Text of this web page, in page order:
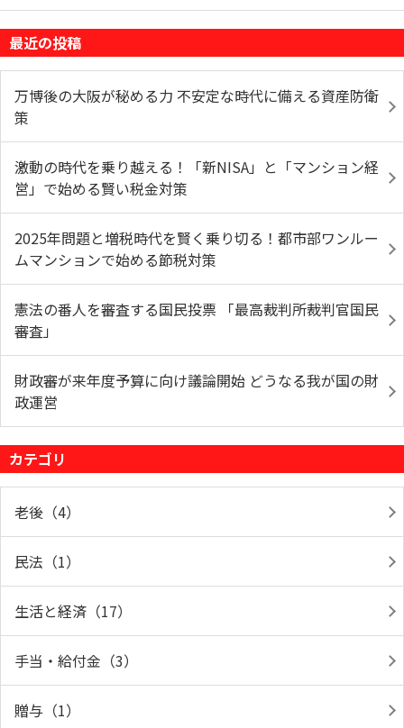
最近の投稿
万博後の大阪が秘める力 不安定な時代に備える資産防衛
策
激動の時代を乗り越える！「新NISA」と「マンション経
営」で始める賢い税金対策
2025年問題と増税時代を賢く乗り切る！都市部ワンルー
ムマンションで始める節税対策
憲法の番人を審査する国民投票 「最高裁判所裁判官国民
審査」
財政審が来年度予算に向け議論開始 どうなる我が国の財
政運営
カテゴリ
老後（4）
民法（1）
生活と経済（17）
手当・給付金（3）
贈与（1）